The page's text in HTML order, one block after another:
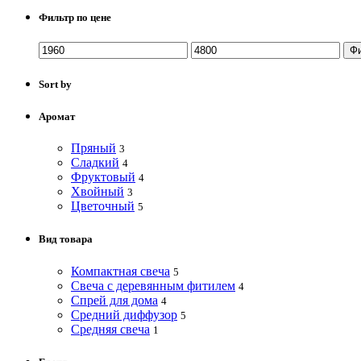
Фильтр по цене
Sort by
Аромат
Пряный 3
Сладкий 4
Фруктовый 4
Хвойный 3
Цветочный 5
Вид товара
Компактная свеча 5
Свеча с деревянным фитилем 4
Спрей для дома 4
Средний диффузор 5
Средняя свеча 1